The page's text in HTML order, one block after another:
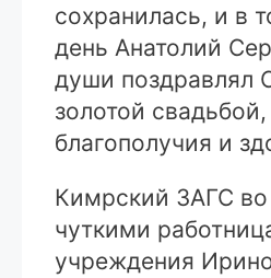
сохранилась, и в
день Анатолий
души поздравлял
золотой
благополучия и
Кимрский ЗАГС во
чуткими
учреждения